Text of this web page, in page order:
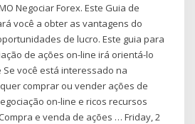
Negociar Forex. Este Guia de
você a obter as vantagens do
de lucro. Este guia para
de ações on-line irá orientá-lo
você está interessado na
comprar ou vender ações de
on-line e ricos recursos
e venda de ações … Friday, 2